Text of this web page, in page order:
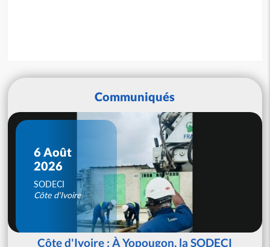
Communiqués
6 Août
2026
SODECI
Côte d'Ivoire
Côte d'Ivoire : À Yopougon, la SODECI